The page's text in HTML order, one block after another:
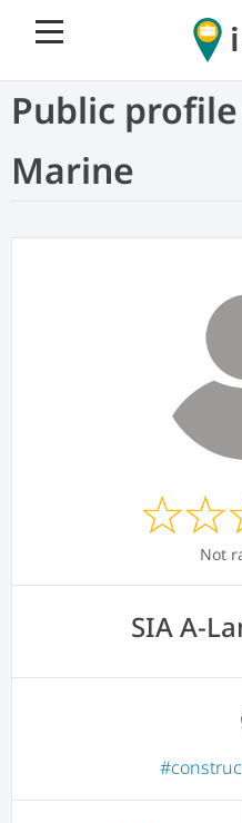
Public profile
Marine
Not
SIA A-